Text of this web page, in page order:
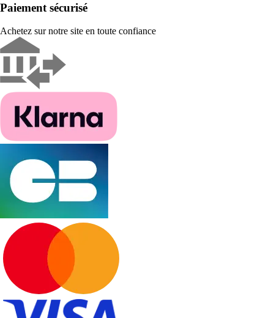
Paiement sécurisé
Achetez sur notre site en toute confiance